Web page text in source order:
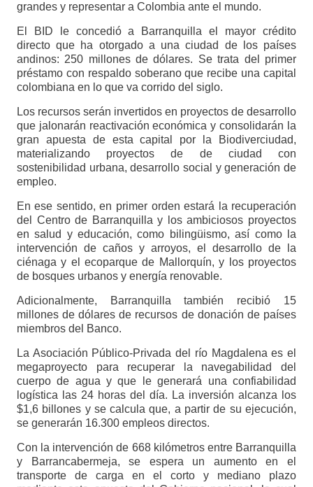
grandes y representar a Colombia ante el mundo.
El BID le concedió a Barranquilla el mayor crédito
directo que ha otorgado a una ciudad de los países
andinos: 250 millones de dólares. Se trata del primer
préstamo con respaldo soberano que recibe una capital
colombiana en lo que va corrido del siglo.
Los recursos serán invertidos en proyectos de desarrollo
que jalonarán reactivación económica y consolidarán la
gran apuesta de esta capital por la Biodiverciudad,
materializando proyectos de de ciudad con
sostenibilidad urbana, desarrollo social y generación de
empleo.
En ese sentido, en primer orden estará la recuperación
del Centro de Barranquilla y los ambiciosos proyectos
en salud y educación, como bilingüismo, así como la
intervención de caños y arroyos, el desarrollo de la
ciénaga y el ecoparque de Mallorquín, y los proyectos
de bosques urbanos y energía renovable.
Adicionalmente, Barranquilla también recibió 15
millones de dólares de recursos de donación de países
miembros del Banco.
La Asociación Público-Privada del río Magdalena es el
megaproyecto para recuperar la navegabilidad del
cuerpo de agua y que le generará una confiabilidad
logística las 24 horas del día. La inversión alcanza los
$1,6 billones y se calcula que, a partir de su ejecución,
se generarán 16.300 empleos directos.
Con la intervención de 668 kilómetros entre Barranquilla
y Barrancabermeja, se espera un aumento en el
transporte de carga en el corto y mediano plazo